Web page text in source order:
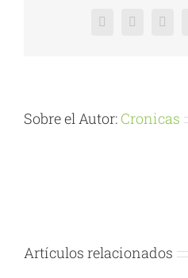
Facebook
X
Sobre el Autor: Cronicas
Artículos relacionados